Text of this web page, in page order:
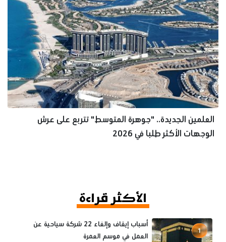
العلمين الجديدة.. "جوهرة المتوسط" تتربع على عرش
الوجهات الأكثر طلبا في 2026
الأكثر قراءة
1
أسباب إيقاف وإلغاء 22 شركة سياحية عن
العمل في موسم العمرة